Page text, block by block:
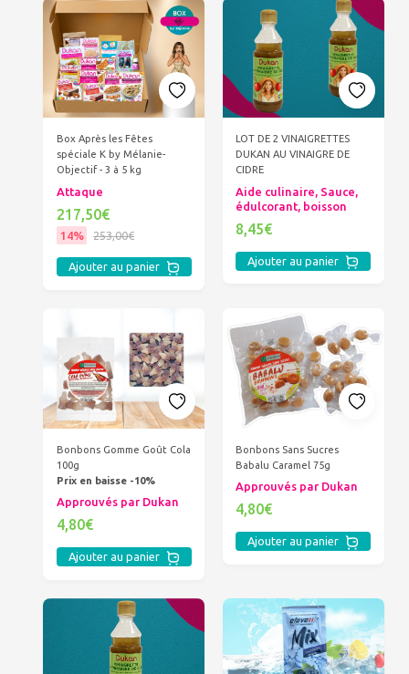
Box Après les Fêtes
spéciale K by Mélanie-
Objectif - 3 à 5 kg
Attaque
217,50€
14% 253,00€
Ajouter au panier
LOT DE 2 VINAIGRETTES
DUKAN AU VINAIGRE DE
CIDRE
Aide culinaire, Sauce,
édulcorant, boisson
8,45€
Ajouter au panier
Bonbons Gomme Goût Cola
100g
Prix en baisse -10%
Approuvés par Dukan
4,80€
Ajouter au panier
Bonbons Sans Sucres
Babalu Caramel 75g
Approuvés par Dukan
4,80€
Ajouter au panier